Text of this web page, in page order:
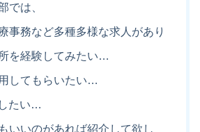
では、
事務など多種多様な求人があり
を経験してみたい…
してもらいたい…
たい…
いいのがあれば紹介して欲し